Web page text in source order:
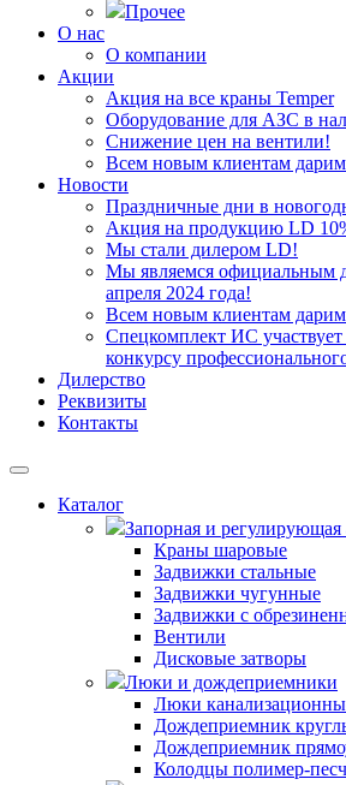
Прочее
О нас
О компании
Акции
Акция на все краны Temper
Оборудование для АЗС в
Снижение цен на вентили!
Всем новым клиентам
Новости
Праздничные дни в
Акция на продукцию LD
Мы стали дилером LD!
Мы являемся официальным
апреля 2024 года!
Всем новым клиентам
Спецкомплект ИС участвует
конкурсу
Дилерство
Реквизиты
Контакты
Каталог
Запорная и регулирующая
Краны шаровые
Задвижки стальные
Задвижки чугунные
Задвижки с
Вентили
Дисковые затворы
Люки и дождеприемники
Люки
Дождеприемник
Дождеприемник
Колодцы полимер-